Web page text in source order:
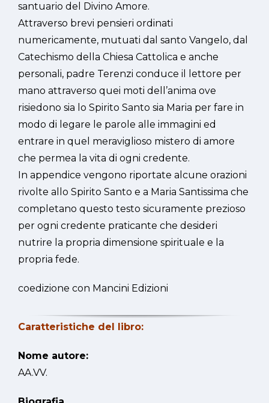
santuario del Divino Amore.
Attraverso brevi pensieri ordinati
numericamente, mutuati dal santo Vangelo, dal
Catechismo della Chiesa Cattolica e anche
personali, padre Terenzi conduce il lettore per
mano attraverso quei moti dell’anima ove
risiedono sia lo Spirito Santo sia Maria per fare in
modo di legare le parole alle immagini ed
entrare in quel meraviglioso mistero di amore
che permea la vita di ogni credente.
In appendice vengono riportate alcune orazioni
rivolte allo Spirito Santo e a Maria Santissima che
completano questo testo sicuramente prezioso
per ogni credente praticante che desideri
nutrire la propria dimensione spirituale e la
propria fede.
coedizione con Mancini Edizioni
Caratteristiche del libro:
Nome autore:
AA.VV.